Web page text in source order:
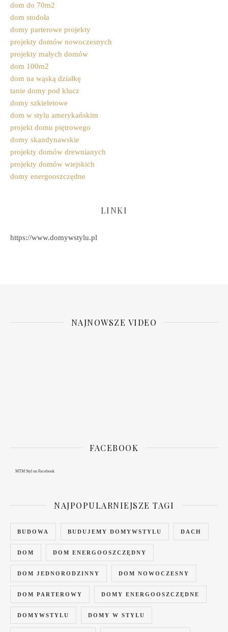
dom do 70m2
dom stodoła
domy parterowe projekty
projekty domów nowoczesnych
projekty małych domów
dom 100m2
dom na wąską działkę
tanie domy pod klucz
domy szkieletowe
dom w stylu amerykańskim
projekt domu piętrowego
domy skandynawskie
projekty domów drewnianych
projekty domów wiejskich
domy energooszczędne
LINKI
https://www.domywstylu.pl
NAJNOWSZE VIDEO
FACEBOOK
MTM Styl on Facebook
NAJPOPULARNIEJSZE TAGI
BUDOWA BUDUJEMY DOMYWSTYLU DACH
DOM DOM ENERGOOSZCZĘDNY
DOM JEDNORODZINNY DOM NOWOCZESNY
DOM PARTEROWY DOMY ENERGOOSZCZĘDNE
DOMYWSTYLU DOMY W STYLU